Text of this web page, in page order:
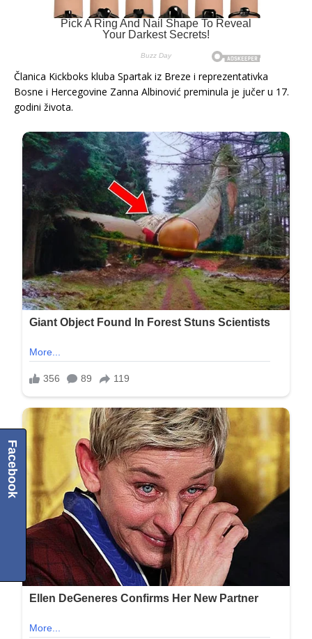
Članica Kickboks kluba Spartak iz Breze i reprezentativka
Bosne i Hercegovine Zanna Albinović preminula je jučer u 17.
godini života.
Facebook